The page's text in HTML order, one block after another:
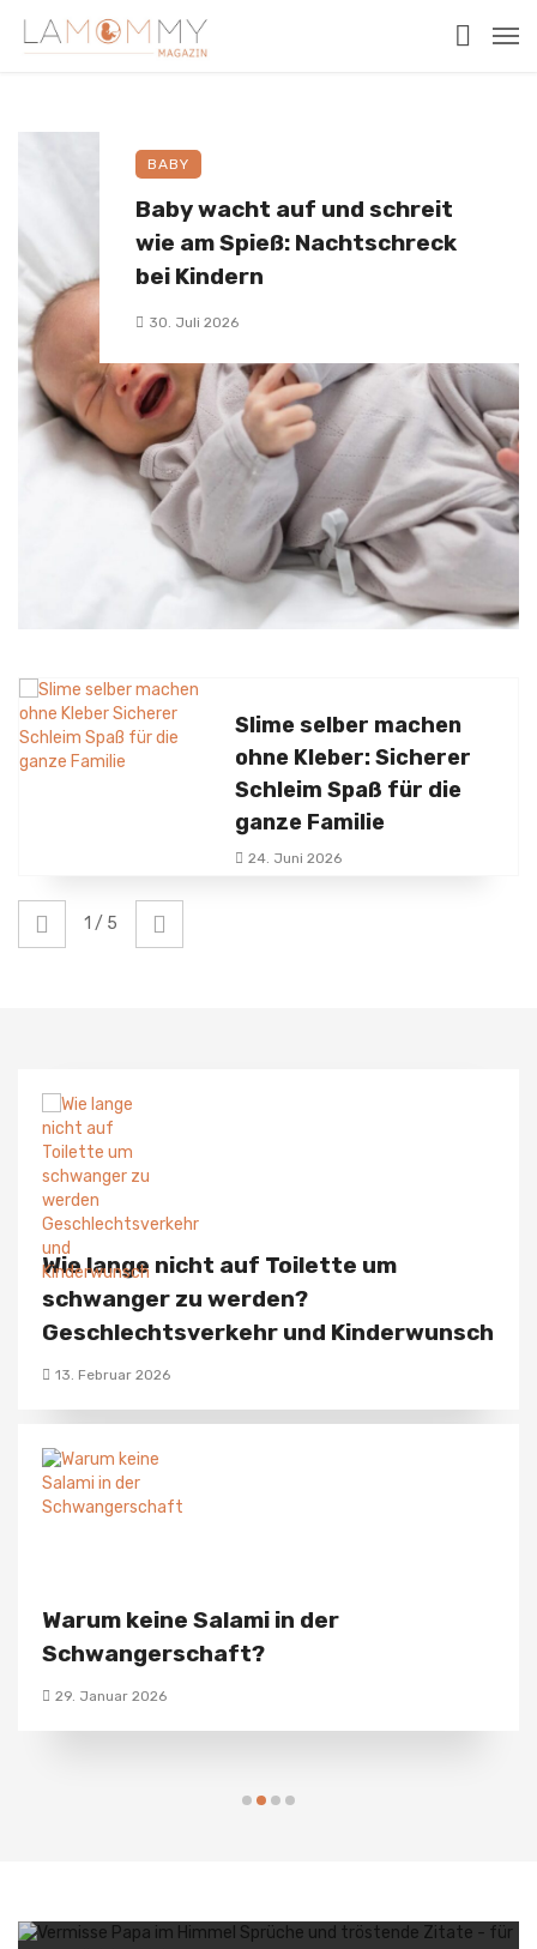
BABY
Baby wacht auf und schreit
wie am Spieß: Nachtschreck
bei Kindern
30. Juli 2026
Slime selber machen
ohne Kleber: Sicherer
Schleim Spaß für die
ganze Familie
24. Juni 2026
1 / 5
Wie lange nicht auf Toilette um
schwanger zu werden?
Geschlechtsverkehr und Kinderwunsch
13. Februar 2026
Warum keine Salami in der
Schwangerschaft?
29. Januar 2026